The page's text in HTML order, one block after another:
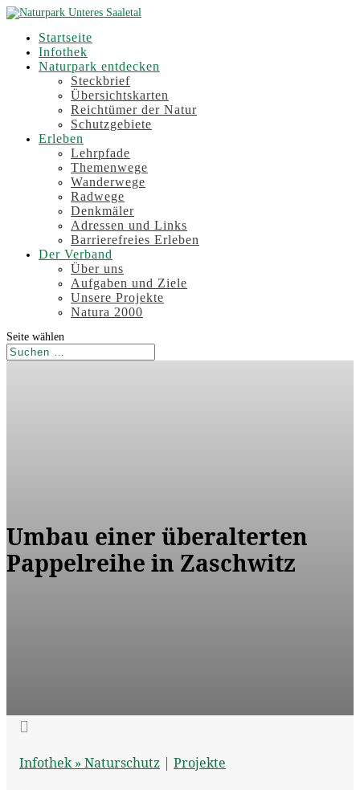
Startseite
Infothek
Naturpark entdecken
Steckbrief
Übersichtskarten
Reichtümer der Natur
Schutzgebiete
Erleben
Lehrpfade
Themenwege
Wanderwege
Radwege
Denkmäler
Adressen und Links
Barrierefreies Erleben
Der Verband
Über uns
Aufgaben und Ziele
Unsere Projekte
Natura 2000
Seite wählen
Umbau einer überalterten
Pappelreihe in Zaschwitz

Infothek » Naturschutz | Projekte